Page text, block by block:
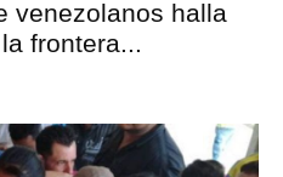
venezolanos halla
frontera...